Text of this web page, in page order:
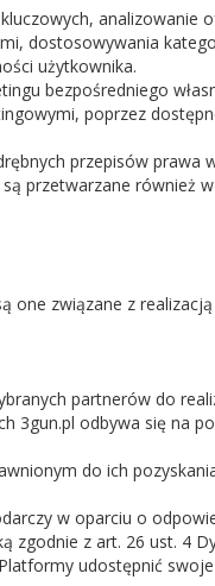
analizowanie
dostosowywania
użytkownika.
bezpośredniego
poprzez
przepisów prawa
przetwarzane również
one związane z
partnerów do
3gun.pl odbywa się na
do ich
w oparciu o
zgodnie z art. 26 ust. 4
udostępnić